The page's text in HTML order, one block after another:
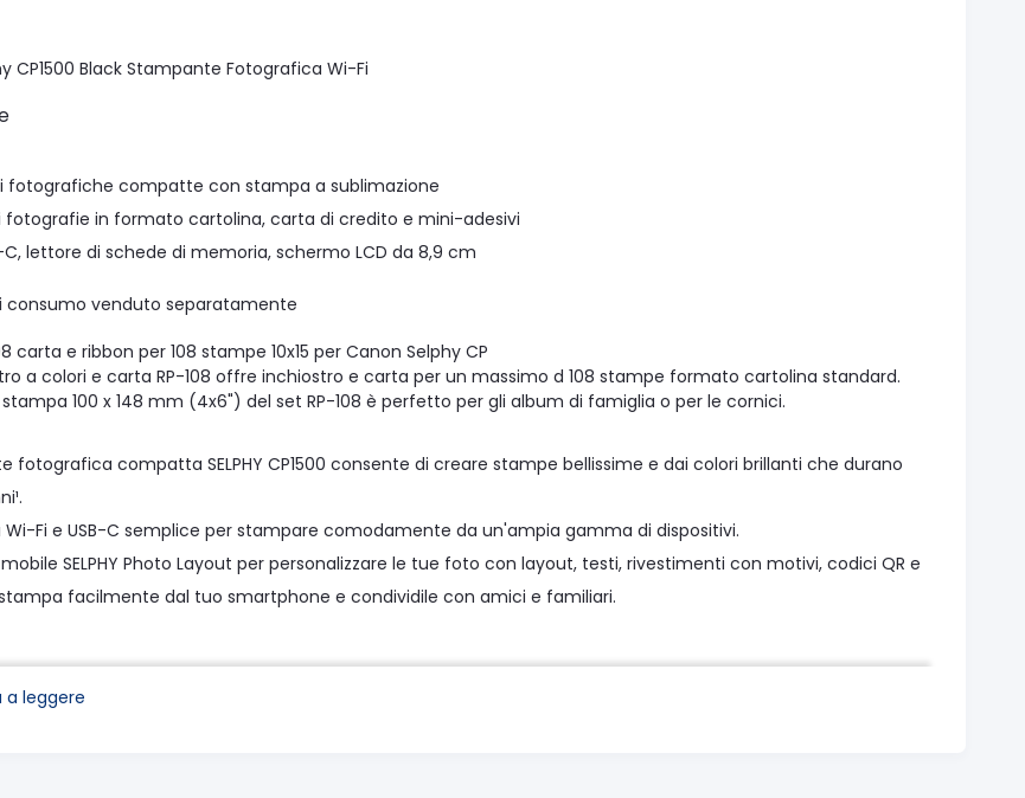
CP1500 Black Stampante Fotografica Wi-Fi
compatte con stampa a sublimazione
in formato cartolina, carta di credito e mini-adesivi
C, lettore di schede di memoria, schermo LCD da 8,9 cm
consumo venduto separatamente
carta e ribbon per 108 stampe 10x15 per Canon Selphy CP
a colori e carta RP-108 offre inchiostro e carta per un massimo d 108 stampe formato cartolina standard.
100 x 148 mm (4x6") del set RP-108 è perfetto per gli album di famiglia o per le cornici.
fotografica compatta SELPHY CP1500 consente di creare stampe bellissime e dai colori brillanti che durano
Fi e USB-C semplice per stampare comodamente da un'ampia gamma di dispositivi.
SELPHY Photo Layout per personalizzare le tue foto con layout, testi, rivestimenti con motivi, codici QR e
facilmente dal tuo smartphone e condividile con amici e familiari.
a leggere